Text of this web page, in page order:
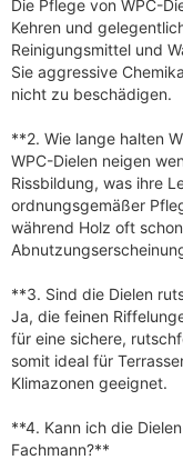
Die Pflege von WPC-
Kehren und
Reinigungsmittel und
Sie aggressive
nicht zu beschädigen.
**2. Wie lange halten
WPC-Dielen neigen
Rissbildung, was ihre
ordnungsgemäßer
während Holz oft
**3. Sind die Dielen
Ja, die feinen
für eine sichere,
somit ideal für
Klimazonen geeignet.
**4. Kann ich die
Fachmann?**